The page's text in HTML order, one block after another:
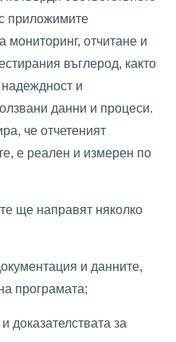
приложимите
мониторинг, отчитане и
въглерод, както
надеждност и
данни и процеси.
че отчетеният
е реален и измерен по
ще направят няколко
и данните,
програмата;
доказателствата за